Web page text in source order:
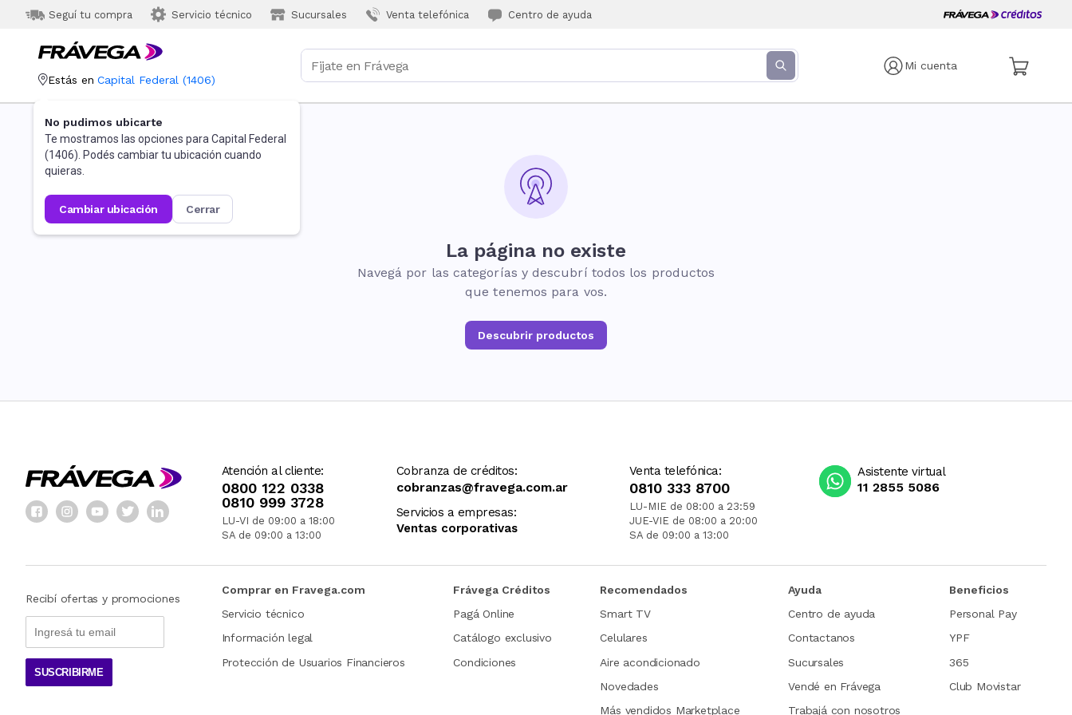
Seguí tu compra Servicio técnico Sucursales Venta telefónica Centro de ayuda
Mi cuenta
Estás en Capital Federal (1406)
No pudimos ubicarte
Te mostramos las opciones para Capital Federal
(1406). Podés cambiar tu ubicación cuando
quieras.
cambiar ubicación cerrar
La página no existe
Navegá por las categorías y descubrí todos los productos
que tenemos para vos.
Descubrir productos
Atención al cliente:
0800 122 0338
0810 999 3728
LU-VI de 09:00 a 18:00
SA de 09:00 a 13:00
Cobranza de créditos:
cobranzas@fravega.com.ar
Servicios a empresas:
Ventas corporativas
Venta telefónica:
0810 333 8700
LU-MIE de 08:00 a 23:59
JUE-VIE de 08:00 a 20:00
SA de 09:00 a 13:00
Asistente virtual
11 2855 5086
Recibí ofertas y promociones
SUSCRIBIRME
Comprar en Fravega.com
Servicio técnico
Información legal
Protección de Usuarios Financieros
Frávega Créditos
Pagá Online
Catálogo exclusivo
Condiciones
Recomendados
Smart TV
Celulares
Aire acondicionado
Novedades
Más vendidos Marketplace
Ayuda
Centro de ayuda
Contactanos
Sucursales
Vendé en Frávega
Trabajá con nosotros
Beneficios
Personal Pay
YPF
365
Club Movistar